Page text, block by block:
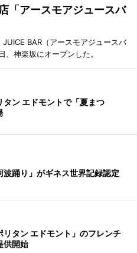
「アースモアジュースバ
BAR（アースモアジュースバ
神楽坂にオープンした。
タン エドモントで「夏まつ
波踊り」がギネス世界記録認定
リタン エドモント」のフレンチ
供開始